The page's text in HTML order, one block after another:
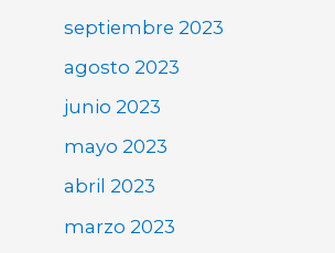
septiembre 2023
agosto 2023
junio 2023
mayo 2023
abril 2023
marzo 2023